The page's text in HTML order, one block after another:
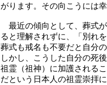
がります。その向こうには
最近の傾向として、葬式
ると理解されずに、「別れ
葬式も戒名も不要だと自分
しかし、こうした自分の死
祖霊（祖神）に加護される
だという日本人の祖霊崇拝